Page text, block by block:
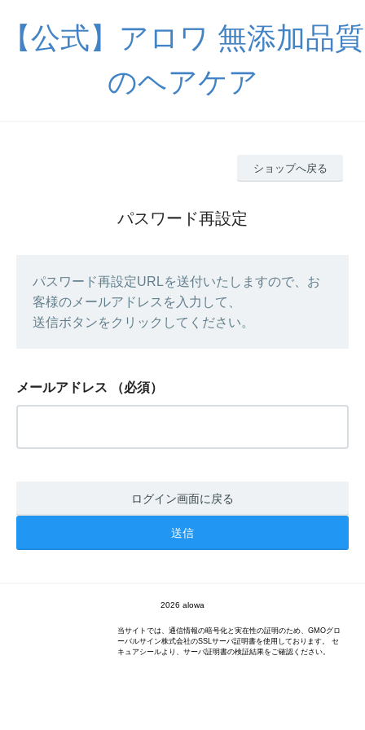
【公式】アロワ 無添加品質
のヘアケア
ショップへ戻る
パスワード再設定
パスワード再設定URLを送付いたしますので、お
客様のメールアドレスを入力して、
送信ボタンをクリックしてください。
メールアドレス （必須）
ログイン画面に戻る
2026 alowa
当サイトでは、通信情報の暗号化と実在性の証明のため、GMOグロ
ーバルサイン株式会社のSSLサーバ証明書を使用しております。 セ
キュアシールより、サーバ証明書の検証結果をご確認ください。